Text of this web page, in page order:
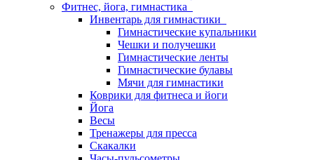
Фитнес, йога, гимнастика
Инвентарь для гимнастики
Гимнастические купальники
Чешки и получешки
Гимнастические ленты
Гимнастические булавы
Мячи для гимнастики
Коврики для фитнеса и йоги
Йога
Весы
Тренажеры для пресса
Скакалки